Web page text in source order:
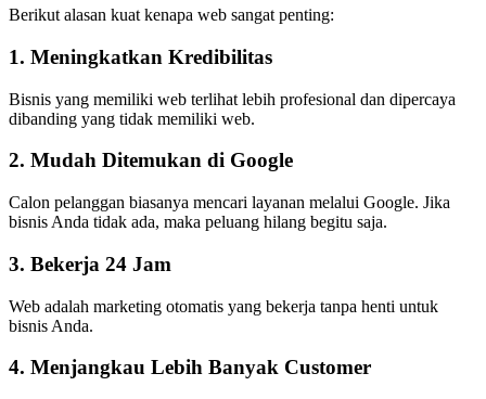
Berikut alasan kuat kenapa web sangat penting:
1. Meningkatkan Kredibilitas
Bisnis yang memiliki web terlihat lebih profesional dan dipercaya
dibanding yang tidak memiliki web.
2. Mudah Ditemukan di Google
Calon pelanggan biasanya mencari layanan melalui Google. Jika
bisnis Anda tidak ada, maka peluang hilang begitu saja.
3. Bekerja 24 Jam
Web adalah marketing otomatis yang bekerja tanpa henti untuk
bisnis Anda.
4. Menjangkau Lebih Banyak Customer